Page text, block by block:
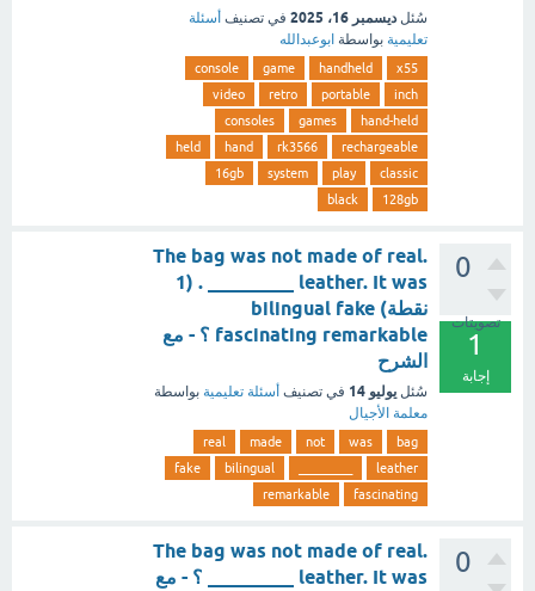
سُئل ديسمبر 16، 2025 في تصنيف أسئلة
تعليمية بواسطة ابوعبدالله
x55
handheld
game
console
inch
portable
retro
video
hand-held
games
consoles
rechargeable
rk3566
hand
held
classic
play
system
16gb
128gb
black
0
تصويتات
1
إجابة
.The bag was not made of real
leather. It was _________ . (1
نقطة) bilingual fake
fascinating remarkable ؟ - مع
الشرح
سُئل يوليو 14 في تصنيف أسئلة تعليمية بواسطة
معلمة الأجيال
bag
was
not
made
real
leather
bilingual
fake
fascinating
remarkable
0
.The bag was not made of real
leather. It was _________ ؟ - مع